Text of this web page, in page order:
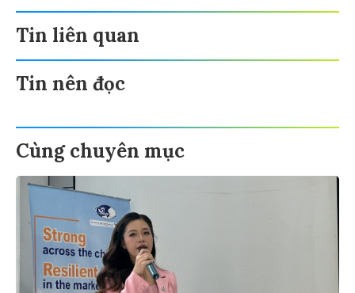
Tin liên quan
Tin nên đọc
Cùng chuyên mục